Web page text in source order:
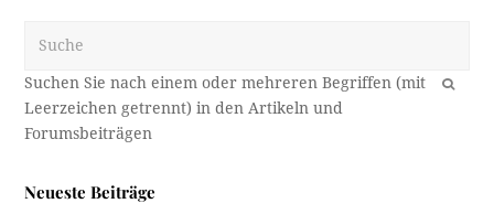
OK
Neueste Beiträge